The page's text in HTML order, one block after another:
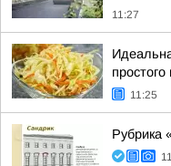
11:27
простого
11:25
Рубрика